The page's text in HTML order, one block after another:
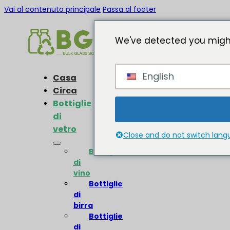
Vai al contenuto principale Passa al footer
Casa
Circa
Bottiglie
di
vetro
Bottiglie
di
vino
Bottiglie
di
birra
Bottiglie
di
We've detected you
English
Close and do not switch